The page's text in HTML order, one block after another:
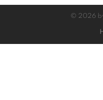
© 2026